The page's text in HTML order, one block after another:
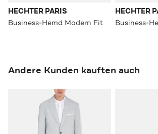
HECHTER PARIS
Business-Hemd Modern Fit
HECHTER
Business-
Andere Kunden kauften auch